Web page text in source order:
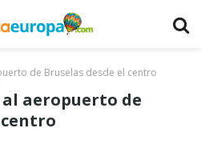
de Bruselas desde el centro
aeropuerto de
centro